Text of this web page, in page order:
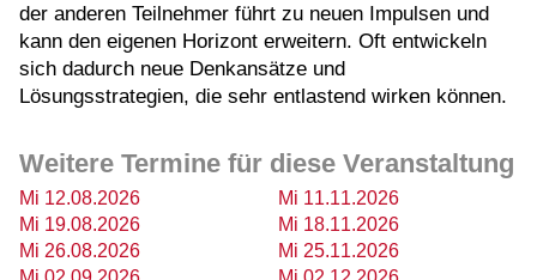
der anderen Teilnehmer führt zu neuen Impulsen und
kann den eigenen Horizont erweitern. Oft entwickeln
sich dadurch neue Denkansätze und
Lösungsstrategien, die sehr entlastend wirken können.
Weitere Termine für diese Veranstaltung
Mi 12.08.2026
Mi 19.08.2026
Mi 26.08.2026
Mi 11.11.2026
Mi 18.11.2026
Mi 25.11.2026